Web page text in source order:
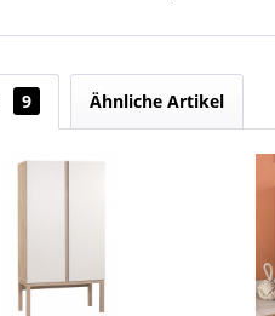
9 Ähnliche Artikel